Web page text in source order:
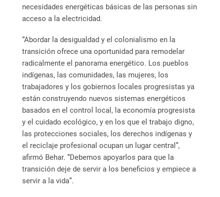
necesidades energéticas básicas de las personas sin
acceso a la electricidad.
“Abordar la desigualdad y el colonialismo en la
transición ofrece una oportunidad para remodelar
radicalmente el panorama energético. Los pueblos
indígenas, las comunidades, las mujeres, los
trabajadores y los gobiernos locales progresistas ya
están construyendo nuevos sistemas energéticos
basados en el control local, la economía progresista
y el cuidado ecológico, y en los que el trabajo digno,
las protecciones sociales, los derechos indígenas y
el reciclaje profesional ocupan un lugar central”,
afirmó Behar. “Debemos apoyarlos para que la
transición deje de servir a los beneficios y empiece a
servir a la vida”.